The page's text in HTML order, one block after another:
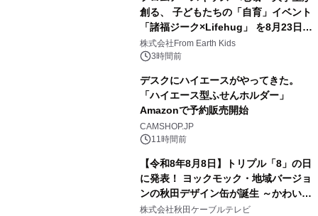
創る、 子どもたちの「自育」イベント
「諸福ジーク×Lifehug」 を8月23日
(日)開催
株式会社From Earth Kids
3時間前
デスクにハイエースがやってきた。
「ハイエース型ふせんホルダー」
Amazonで予約販売開始
CAMSHOP.JP
11時間前
【令和8年8月8日】トリプル「8」の日
に発表！ ヨックモック・地域バージョ
ンの秋田デザイン缶が誕生 ～かわいい
秋田犬の子犬と秋田の四季と名所を巡
株式会社秋田ケーブルテレビ